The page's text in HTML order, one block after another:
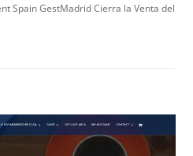
Spain GestMadrid Cierra la Venta del